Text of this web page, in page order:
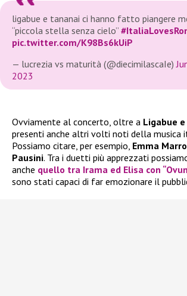
ligabue e tananai ci hanno fatto piangere
“piccola stella senza cielo”
pic.twitter.com/K98Bs6kUiP
— lucrezia vs maturità (@diecimilascaIe)
2023
Ovviamente al concerto, oltre a Ligabue
presenti anche altri volti noti della musica
Possiamo citare, per esempio, Emma
Pausini. Tra i duetti più apprezzati
anche quello tra Irama ed Elisa con
sono stati capaci di far emozionare il